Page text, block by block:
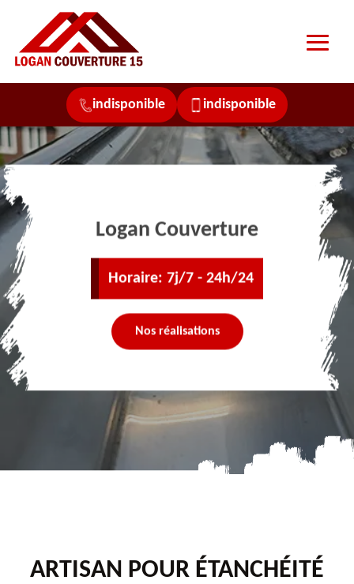
indisponible indisponible
Logan Couverture
Horaire: 7j/7 - 24h/24
Nos réalisations
ARTISAN POUR ÉTANCHÉITÉ